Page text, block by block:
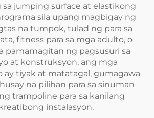
jumping surface at elastikong
sila upang magbigay ng
na tumpok, tulad ng para sa
fitness para sa mga adulto, o
pamamagitan ng pagsusuri sa
at konstruksyon, ang mga
ay tiyak at matatagal, gumagawa
na pilihan para sa sinuman
trampoline para sa kanilang
instalasyon.